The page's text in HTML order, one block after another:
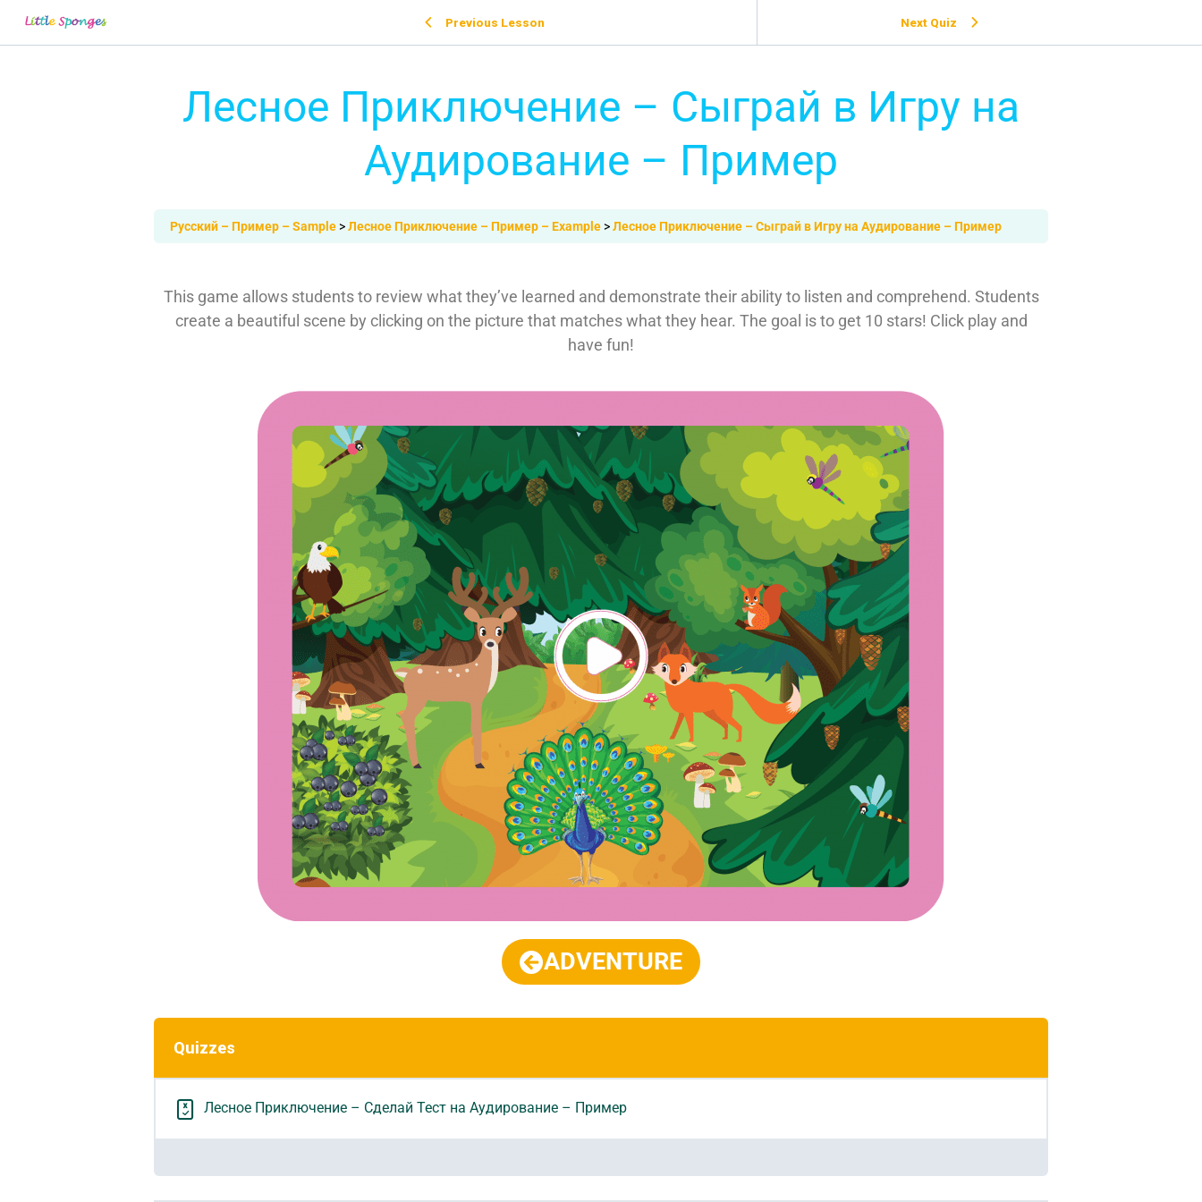
Previous Lesson Next Quiz
Лесное Приключение – Сыграй в Игру на
Аудирование – Пример
Русский – Пример – Sample Лесное Приключение – Пример – Example Лесное Приключение – Сыграй в Игру на Аудирование – Пример
This game allows students to review what they’ve learned and demonstrate their ability to listen and comprehend. Students
create a beautiful scene by clicking on the picture that matches what they hear. The goal is to get 10 stars! Click play and
have fun!
ADVENTURE
Quizzes
Лесное Приключение – Сделай Тест на Аудирование – Пример